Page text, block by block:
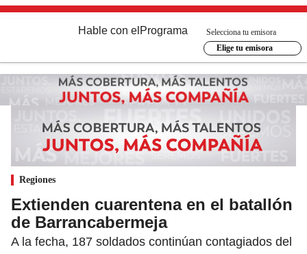
Hable con el Programa
Selecciona tu emisora
Elige tu emisora
Regiones
Extienden cuarentena en el batallón
de Barrancabermeja
A la fecha, 187 soldados continúan contagiados del